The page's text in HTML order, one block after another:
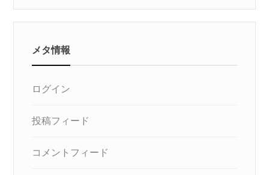
メタ情報
ログイン
投稿フィード
コメントフィード